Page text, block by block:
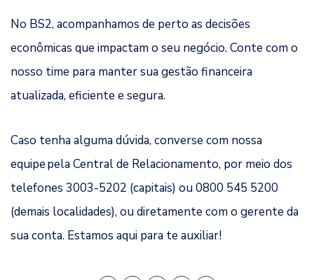
No BS2, acompanhamos de perto as decisões
econômicas que impactam o seu negócio. Conte com o
nosso time para manter sua gestão financeira
atualizada, eficiente e segura.
Caso tenha alguma dúvida, converse com nossa
equipe pela Central de Relacionamento, por meio dos
telefones 3003-5202 (capitais) ou 0800 545 5200
(demais localidades), ou diretamente com o gerente da
sua conta. Estamos aqui para te auxiliar!